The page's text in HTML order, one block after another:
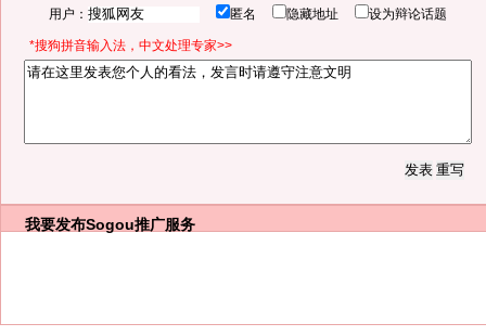
用户： 匿名 隐藏地址 设为辩论话题
*搜狗拼音输入法，中文处理专家>>
我要发布Sogou推广服务